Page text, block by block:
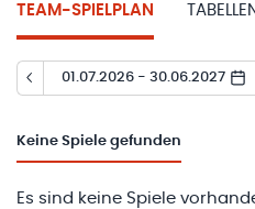
TEAM-SPIELPLAN TABELLEN
01.07.2026 - 30.06.2027
Keine Spiele gefunden
Es sind keine Spiele